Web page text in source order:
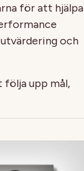
för att hjälpa
och
upp mål,